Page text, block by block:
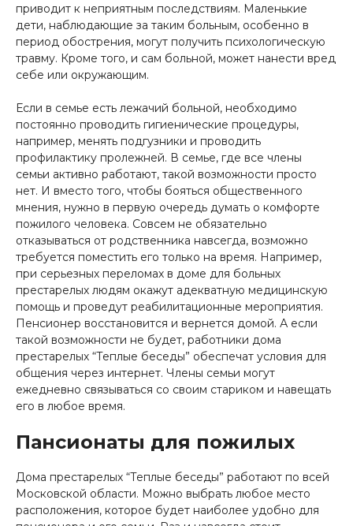
приводит к неприятным последствиям. Маленькие
дети, наблюдающие за таким больным, особенно в
период обострения, могут получить психологическую
травму. Кроме того, и сам больной, может нанести вред
себе или окружающим.
Если в семье есть лежачий больной, необходимо
постоянно проводить гигиенические процедуры,
например, менять подгузники и проводить
профилактику пролежней. В семье, где все члены
семьи активно работают, такой возможности просто
нет. И вместо того, чтобы бояться общественного
мнения, нужно в первую очередь думать о комфорте
пожилого человека. Совсем не обязательно
отказываться от родственника навсегда, возможно
требуется поместить его только на время. Например,
при серьезных переломах в доме для больных
престарелых людям окажут адекватную медицинскую
помощь и проведут реабилитационные мероприятия.
Пенсионер восстановится и вернется домой. А если
такой возможности не будет, работники дома
престарелых “Теплые беседы” обеспечат условия для
общения через интернет. Члены семьи могут
ежедневно связываться со своим стариком и навещать
его в любое время.
Пансионаты для пожилых
Дома престарелых “Теплые беседы” работают по всей
Московской области. Можно выбрать любое место
расположения, которое будет наиболее удобно для